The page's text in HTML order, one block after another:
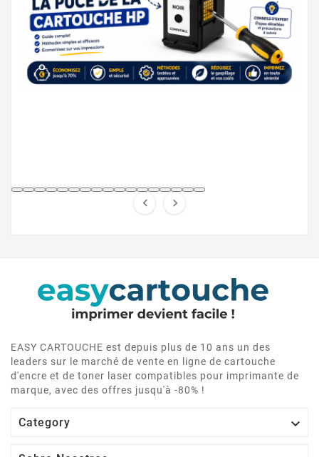
 
EASY CARTOUCHE est depuis plus de 10 ans un des
leaders sur le marché de vente en ligne de cartouche
d'encre et de toner laser compatibles pour imprimante de
marque, avec des offres jusqu'à -80% !
Category 